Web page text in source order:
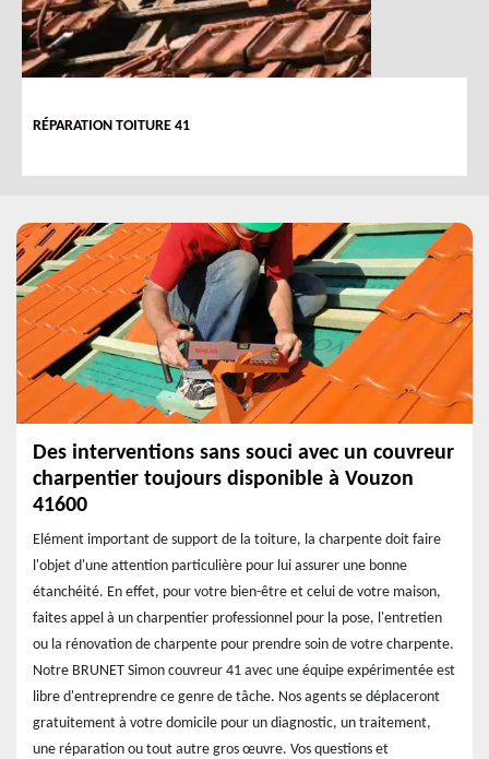
RÉPARATION TOITURE 41
Des interventions sans souci avec un couvreur
charpentier toujours disponible à Vouzon
41600
Elément important de support de la toiture, la charpente doit faire
l'objet d'une attention particulière pour lui assurer une bonne
étanchéité. En effet, pour votre bien-être et celui de votre maison,
faites appel à un charpentier professionnel pour la pose, l'entretien
ou la rénovation de charpente pour prendre soin de votre charpente.
Notre BRUNET Simon couvreur 41 avec une équipe expérimentée est
libre d'entreprendre ce genre de tâche. Nos agents se déplaceront
gratuitement à votre domicile pour un diagnostic, un traitement,
une réparation ou tout autre gros œuvre. Vos questions et